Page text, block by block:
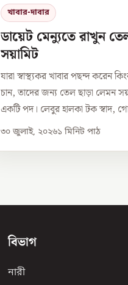
খাবার-দাবার
ডায়েট মেন্যুতে রাখুন
সয়ামিট
যারা স্বাস্থ্যকর খাবার পছন্দ করেন
চান, তাদের জন্য তেল ছাড়া লেমন
একটি পদ। লেবুর হালকা টক স্বাদ,
৩০ জুলাই, ২০২৬১ মিনিট পাঠ
বিভাগ
নারী